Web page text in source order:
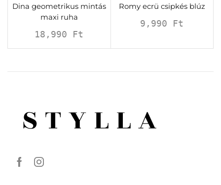
Dina geometrikus mintás
maxi ruha
18,990 Ft
Romy ecrü csipkés blúz
9,990 Ft